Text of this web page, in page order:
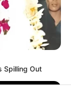
Spilling Out